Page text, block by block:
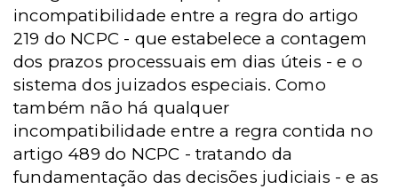
incompatibilidade entre a regra do artigo
219 do NCPC - que estabelece a contagem
dos prazos processuais em dias úteis - e o
sistema dos juizados especiais. Como
também não há qualquer
incompatibilidade entre a regra contida no
artigo 489 do NCPC - tratando da
fundamentação das decisões judiciais - e as